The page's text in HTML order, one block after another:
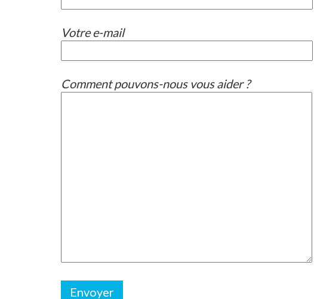
Votre e-mail
Comment pouvons-nous vous aider ?